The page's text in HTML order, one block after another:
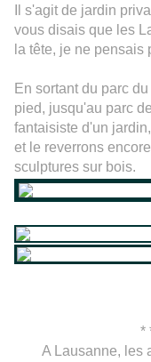
Il s'agit de jardin
vous disais que les
la tête, je ne pensais
En sortant du parc
pied, jusqu'au parc
fantaisiste d'un
et le reverrons
sculptures sur bois.
*
A Lausanne, les